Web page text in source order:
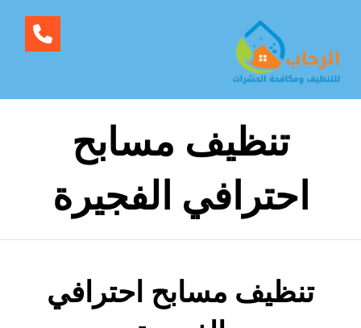
تنظيف مسابح
احترافي الفجيرة
تنظيف مسابح احترافي